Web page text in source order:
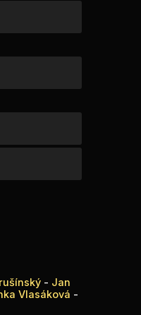
- Jan
Vlasáková -